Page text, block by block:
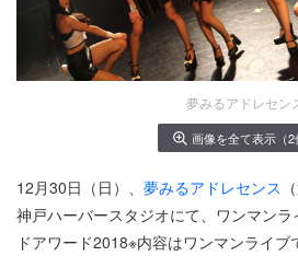
夢みるアドレセン
画像を全て表示（2
12月30日（日）、 夢みるアドレセンス
神戸ハーバースタジオにて、ワンマン
ドアワード2018※内容はワンマンライ